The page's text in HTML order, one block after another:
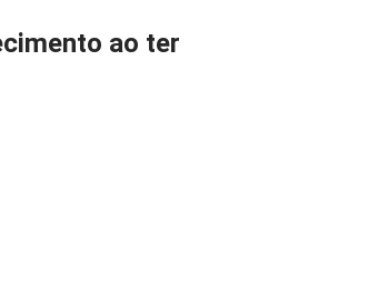
ao ter